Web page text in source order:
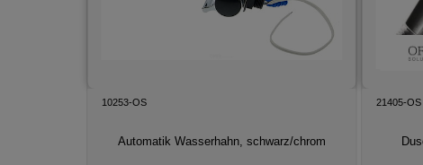
10253-OS
Automatik Wasserhahn, schwarz/chrom
21405-OS